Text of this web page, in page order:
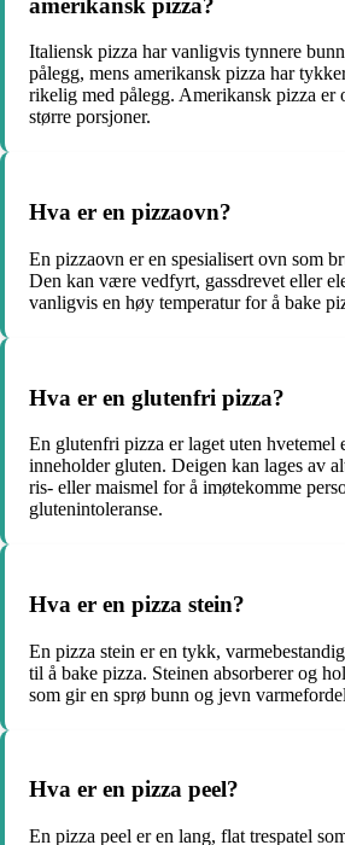
Italiensk pizza har vanligvis tynnere
pålegg, mens amerikansk pizza har
rikelig med pålegg. Amerikansk pizza er
større porsjoner.
Hva er en pizzaovn?
En pizzaovn er en spesialisert ovn som
Den kan være vedfyrt, gassdrevet eller
vanligvis en høy temperatur for å bake
Hva er en glutenfri pizza?
En glutenfri pizza er laget uten hvetemel
inneholder gluten. Deigen kan lages av
ris- eller maismel for å imøtekomme
glutenintoleranse.
Hva er en pizza stein?
En pizza stein er en tykk,
til å bake pizza. Steinen absorberer og
som gir en sprø bunn og jevn
Hva er en pizza peel?
En pizza peel er en lang, flat trespatel